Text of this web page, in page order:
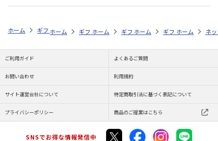
ホーム ギフトストア お中元・夏ギフト特集 2026 おつまみ・お惣菜
ホーム ギフトストア お中元・夏ギフト特集 2026
ホーム ギフトストア お中元・夏ギフト
ホーム ギフトストア お
ホーム ネ
ご利用ガイド よくあるご質問
お問い合わせ 利用規約
サイト運営会社について 特定商取引法に基づく表記について
プライバシーポリシー 商品のご提案はこちら
SNSでお得な情報発信中